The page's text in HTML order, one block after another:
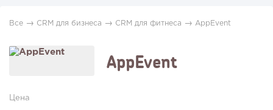
Все → CRM для бизнеса → CRM для фитнеса → AppEvent
AppEvent
Цена